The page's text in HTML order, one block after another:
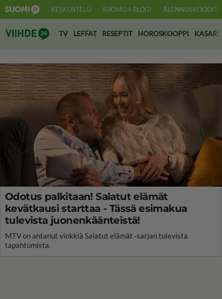
KESKUSTELU SUOMI24 BLOGI ALENNUSKOODIT
Suomi24 Viihde
TV LEFFAT RESEPTIT HOROSKOOPPI KASARI
Odotus palkitaan! Salatut elämät
kevätkausi starttaa - Tässä esimakua
tulevista juonenkäänteistä!
MTV on antanut vinkkiä Salatut elämät -sarjan tulevista
tapahtumista.